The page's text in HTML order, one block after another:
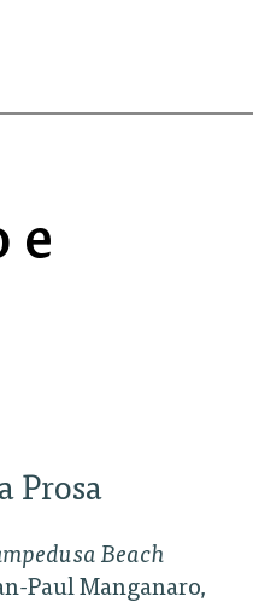
e
Prosa
Beach
Paul Manganaro,